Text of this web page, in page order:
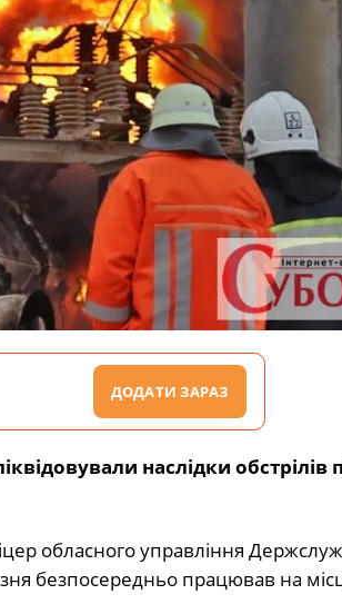
ДОДАТИ ЗАРАЗ
наслідки обстрілів
обласного управління
безпосередньо працював на місці